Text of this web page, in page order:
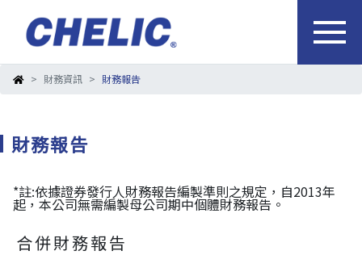
財務資訊 財務報告
財務報告
*註:依據證券發行人財務報告編製準則之規定，自2013年
起，本公司無需編製母公司期中個體財務報告。
合併財務報告